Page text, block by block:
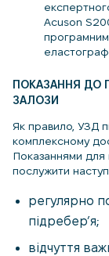
Acuson
ПОКАЗАННЯ ДО
ЗАЛОЗИ
Як правило, УЗД
комплексному
Показаннями
послужити
регулярно
підребер’я;
відчуття